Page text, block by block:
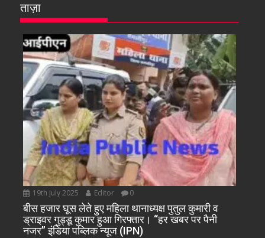
ताज़ा
19th July 2025 Editor 0
बीस हजार घूस लेते हुए महिला थानाध्यक्ष पुतुल कुमारी व
ड्राइवर गुड्डू कुमार हुआ गिरफ्तार। “हर खबर पर पैनी
नजर” इंडिया पब्लिक न्यूज (IPN)